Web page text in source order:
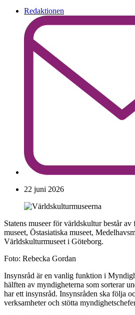
Redaktionen
22 juni 2026
Statens museer för världskultur består
museet, Östasiatiska museet,
Världskulturmuseet i Göteborg.
Foto: Rebecka Gordan
Insynsråd är en vanlig funktion i
hälften av myndigheterna som sorterar
har ett insynsråd. Insynsråden ska följa
verksamheter och stötta